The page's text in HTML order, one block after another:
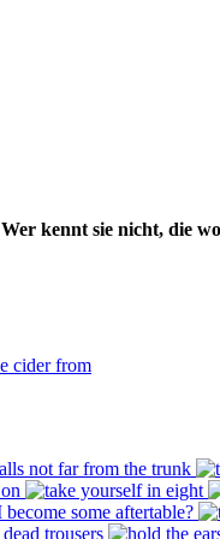
Wer kennt sie nicht, die